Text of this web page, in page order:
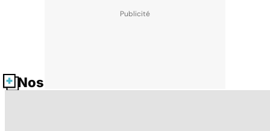
Nos fiches santé